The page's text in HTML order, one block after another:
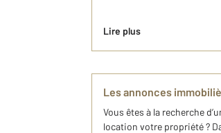
Lire plus
Les annonces
Vous êtes à la recherche
location votre propriété ?